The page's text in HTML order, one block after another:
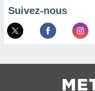
Suivez-nous